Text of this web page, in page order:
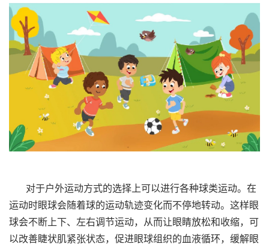
对于户外运动方式的选择上可以进行各种球类运动。在
运动时眼球会随着球的运动轨迹变化而不停地转动。这样眼
球会不断上下、左右调节运动，从而让眼睛放松和收缩，可
以改善睫状肌紧张状态，促进眼球组织的血液循环，缓解眼